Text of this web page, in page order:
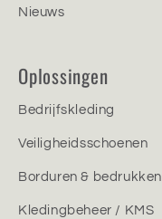
Nieuws
Oplossingen
Bedrijfskleding
Veiligheidsschoenen
Borduren & bedrukken
Kledingbeheer / KMS